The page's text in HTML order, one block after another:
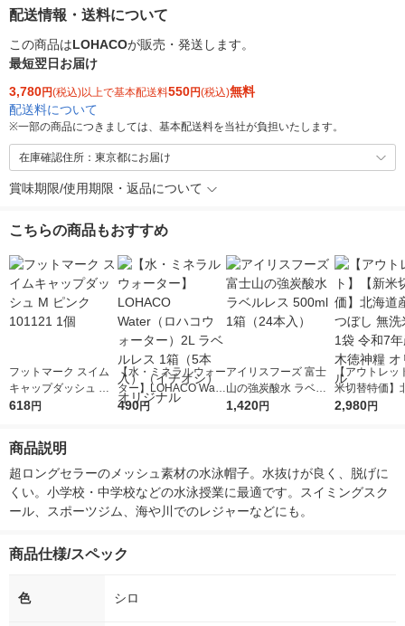
配送情報・送料について
この商品はLOHACOが販売・発送します。
最短翌日お届け
3,780円(税込)以上で基本配送料550円(税込)無料
配送料について
※一部の商品につきましては、基本配送料を当社が負担いたします。
在庫確認住所：東京都にお届け
賞味期限/使用期限・返品について
こちらの商品もおすすめ
フットマーク スイム
キャップダッシュ M
ピンク 101121 1個
618円
【水・ミネラルウォー
ター】LOHACO Wate
r（ロハコウォータ
490円
アイリスフーズ 富士
山の強炭酸水 ラベル
レス 500ml 1箱（24
1,420円
【アウトレッ
米切替特価】
ななつぼし 無
2,980円
商品説明
超ロングセラーのメッシュ素材の水泳帽子。水抜けが良く、脱げに
くい。小学校・中学校などの水泳授業に最適です。スイミングスク
ール、スポーツジム、海や川でのレジャーなどにも。
商品仕様/スペック
色 シロ